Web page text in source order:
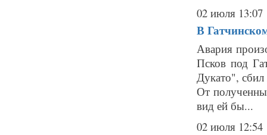
02 июля 13:07
В
Авария
Псков под
Дукато",
От
вид ей бы...
02 июля 12:54